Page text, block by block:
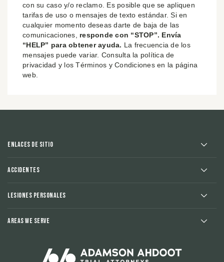
con su caso y/o reclamo. Es posible que se apliquen
tarifas de uso o mensajes de texto estándar. Si en
cualquier momento deseas darte de baja de las
comunicaciones, responde con “STOP”. Envía
“HELP” para obtener ayuda. La frecuencia de los
mensajes puede variar. Consulta la política de
privacidad y los Términos y Condiciones en la página
web.
Enlaces de sitio
Accidentes
Lesiones Personales
Areas We Serve